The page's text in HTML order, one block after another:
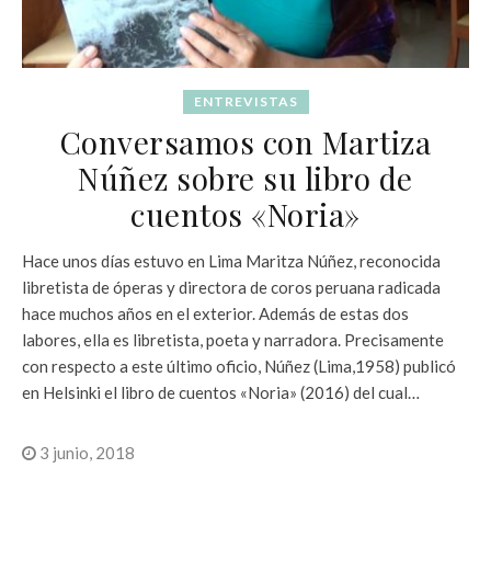
ENTREVISTAS
Conversamos con Martiza
Núñez sobre su libro de
cuentos «Noria»
Hace unos días estuvo en Lima Maritza Núñez, reconocida
libretista de óperas y directora de coros peruana radicada
hace muchos años en el exterior. Además de estas dos
labores, ella es libretista, poeta y narradora. Precisamente
con respecto a este último oficio, Núñez (Lima,1958) publicó
en Helsinki el libro de cuentos «Noria» (2016) del cual…
3 junio, 2018